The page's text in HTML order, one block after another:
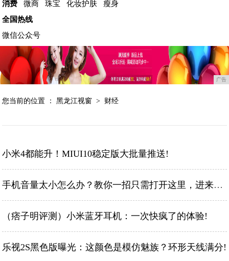
消费
微商 珠宝 化妆护肤
瘦身
全国热线
微信公众号
广告
您当前的位置 ：黑龙江视窗 > 财经
小米4都能升！MIUI10稳定版大批量推送!
手机音量太小怎么办？教你一招只需打开这里，进来学学吧!
（痞子明评测）小米蓝牙耳机：一次快疯了的体验!
乐视2S黑色版曝光：这颜色是模仿魅族？环形天线满分!